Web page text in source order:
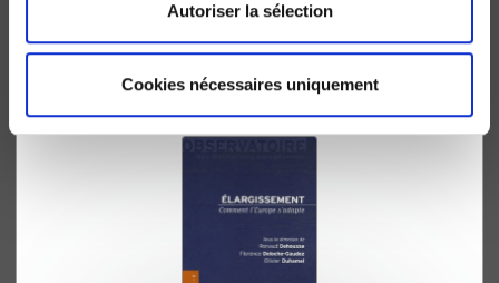
Autoriser la sélection
Cookies nécessaires uniquement